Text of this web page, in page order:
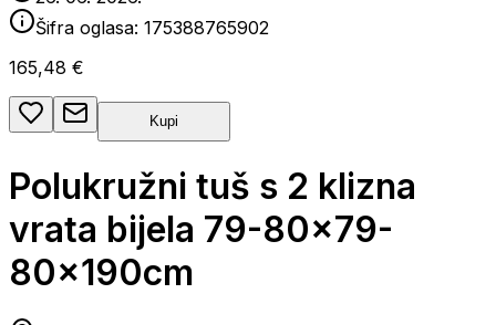
Šifra oglasa: 175388765902
165,48 €
Kupi
Polukružni tuš s 2 klizna
vrata bijela 79-80x79-
80x190cm